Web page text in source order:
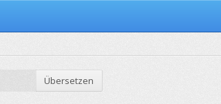
Übersetzen